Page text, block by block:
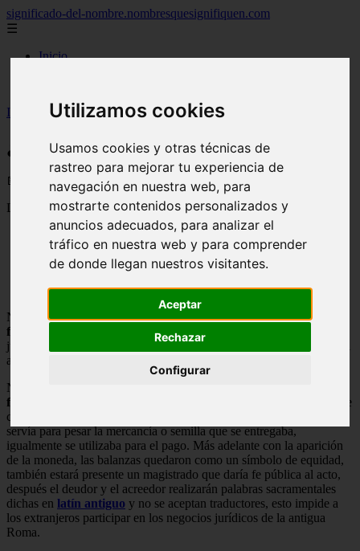
Utilizamos cookies
Usamos cookies y otras técnicas de
rastreo para mejorar tu experiencia de
navegación en nuestra web, para
mostrarte contenidos personalizados y
anuncios adecuados, para analizar el
tráfico en nuestra web y para comprender
de donde llegan nuestros visitantes.
Aceptar
Rechazar
Configurar
significado-del-nombre.nombresquesignifiquen.com
☰
Inicio
Inicio
nombres >¿Que es Negocios jurídicos en Roma?
¿Que es Negocios jurídicos en Roma?
📅 06/07/2025
Las negociaciones en romase realizaban en tres pasos
Nexus
Nexum
Nexus liberatiur
Nexus: Es lacharla que va a utilizar el futuro acreedor y el
futuro deudor
, donde se establecerán las reglas del nuevo negocio
jurídico, como cuánto dinero o mercancía se necesita para realizar el
acto,
Nexum:
formalista
de tipo “vervis” (verbal), que se realizará en presencia de
cinco (5) testigos “Sui Juris”, un porta balanza que en principio
servía para pesar la mercancía o semilla que se entregaba,
igualmente se utilizaba para el pago. Más adelante con la aparición
de la moneda, las balanzas quedaron como un símbolo de equidad,
también estará presente un magistrado que daría fe pública al acto,
después el deudor y el acreedor realizarán palabras sacramentales
dichas en latín antiguo y no se aceptan traductores, esto impide a
los extranjeros participar en los negocios jurídicos de la antigua
Roma.